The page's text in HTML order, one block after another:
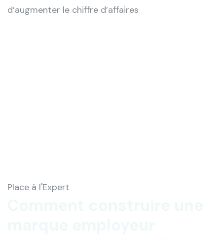
d’augmenter le chiffre d’affaires
Place à l'Expert